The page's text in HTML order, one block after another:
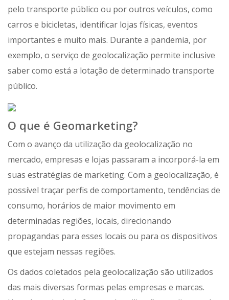
pelo transporte público ou por outros veículos, como
carros e bicicletas, identificar lojas físicas, eventos
importantes e muito mais. Durante a pandemia, por
exemplo, o serviço de geolocalização permite inclusive
saber como está a lotação de determinado transporte
público.
O que é Geomarketing?
Com o avanço da utilização da geolocalização no
mercado, empresas e lojas passaram a incorporá-la em
suas estratégias de marketing. Com a geolocalização, é
possível traçar perfis de comportamento, tendências de
consumo, horários de maior movimento em
determinadas regiões, locais, direcionando
propagandas para esses locais ou para os dispositivos
que estejam nessas regiões.
Os dados coletados pela geolocalização são utilizados
das mais diversas formas pelas empresas e marcas.